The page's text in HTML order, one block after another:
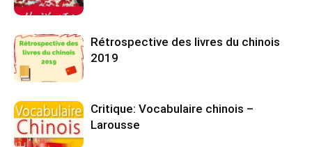
Rétrospective des livres du chinois
2019
Critique: Vocabulaire chinois –
Larousse